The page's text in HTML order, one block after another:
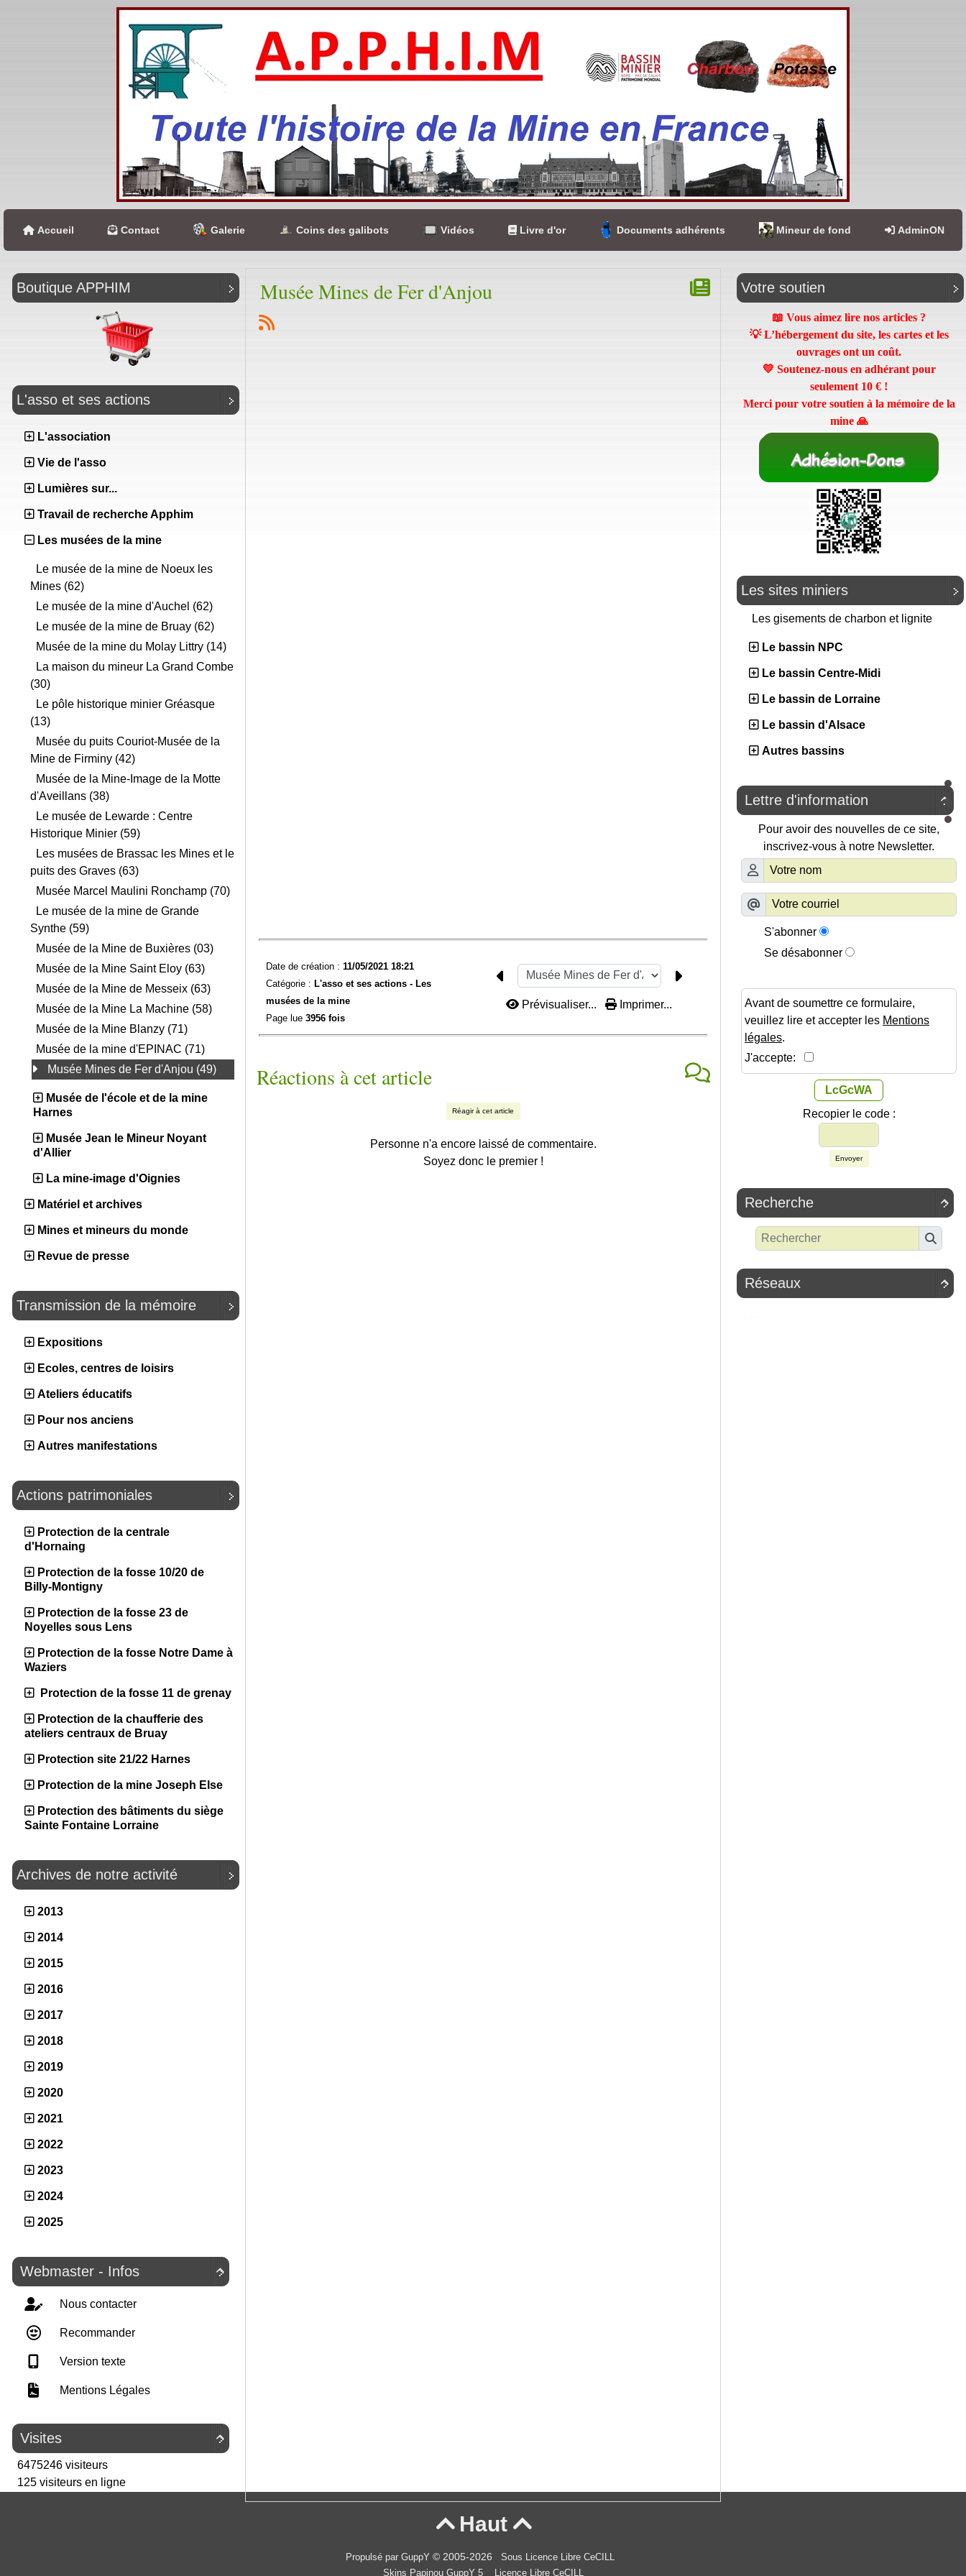
Accueil Contact Galerie Coins des galibots Vidéos Livre d'or Documents adhérents Mineur de fond AdminON
Boutique APPHIM
L'asso et ses actions
L'association
Vie de l'asso
Lumières sur...
Travail de recherche Apphim
Les musées de la mine
Le musée de la mine de Noeux les
Mines (62)
Le musée de la mine d'Auchel (62)
Le musée de la mine de Bruay (62)
Musée de la mine du Molay Littry (14)
La maison du mineur La Grand Combe
(30)
Le pôle historique minier Gréasque
(13)
Musée du puits Couriot-Musée de la
Mine de Firminy (42)
Musée de la Mine-Image de la Motte
d'Aveillans (38)
Le musée de Lewarde : Centre
Historique Minier (59)
Les musées de Brassac les Mines et le
puits des Graves (63)
Musée Marcel Maulini Ronchamp (70)
Le musée de la mine de Grande
Synthe (59)
Musée de la Mine de Buxières (03)
Musée de la Mine Saint Eloy (63)
Musée de la Mine de Messeix (63)
Musée de la Mine La Machine (58)
Musée de la Mine Blanzy (71)
Musée de la mine d'EPINAC (71)
Musée Mines de Fer d'Anjou (49)
Musée de l'école et de la mine
Harnes
Musée Jean le Mineur Noyant
d'Allier
La mine-image d'Oignies
Matériel et archives
Mines et mineurs du monde
Revue de presse
Transmission de la mémoire
Expositions
Ecoles, centres de loisirs
Ateliers éducatifs
Pour nos anciens
Autres manifestations
Actions patrimoniales
Protection de la centrale
d'Hornaing
Protection de la fosse 10/20 de
Billy-Montigny
Protection de la fosse 23 de
Noyelles sous Lens
Protection de la fosse Notre Dame à
Waziers
Protection de la fosse 11 de grenay
Protection de la chaufferie des
ateliers centraux de Bruay
Protection site 21/22 Harnes
Protection de la mine Joseph Else
Protection des bâtiments du siège
Sainte Fontaine Lorraine
Archives de notre activité
2013
2014
2015
2016
2017
2018
2019
2020
2021
2022
2023
2024
2025

Webmaster - Infos
Nous contacter
Recommander
Version texte
Mentions Légales

Visites
6475246 visiteurs
125 visiteurs en ligne
Musée Mines de Fer d'Anjou
Date de création : 11/05/2021 18:21
Catégorie : L'asso et ses actions - Les
musées de la mine
Page lue 3956 fois
Prévisualiser... Imprimer...
Réactions à cet article
Réagir à cet article
Personne n'a encore laissé de commentaire.
Soyez donc le premier !
Votre soutien
📖 Vous aimez lire nos articles ?
💡 L’hébergement du site, les cartes et les
ouvrages ont un coût.
💛 Soutenez-nous en adhérant pour
seulement 10 € !
Merci pour votre soutien à la mémoire de la
mine 🙏
Les sites miniers
Les gisements de charbon et lignite
Le bassin NPC
Le bassin Centre-Midi
Le bassin de Lorraine
Le bassin d'Alsace
Autres bassins

Lettre d'information
Pour avoir des nouvelles de ce site,
inscrivez-vous à notre Newsletter.
S'abonner
Se désabonner
Avant de soumettre ce formulaire,
veuillez lire et accepter les Mentions
légales.
J'accepte:
LcGcWA
Recopier le code :
Envoyer

Recherche

Réseaux
Haut 
Propulsé par GuppY © 2005-2026
Sous Licence Libre CeCILL
Skins Papinou GuppY 5
Licence Libre CeCILL